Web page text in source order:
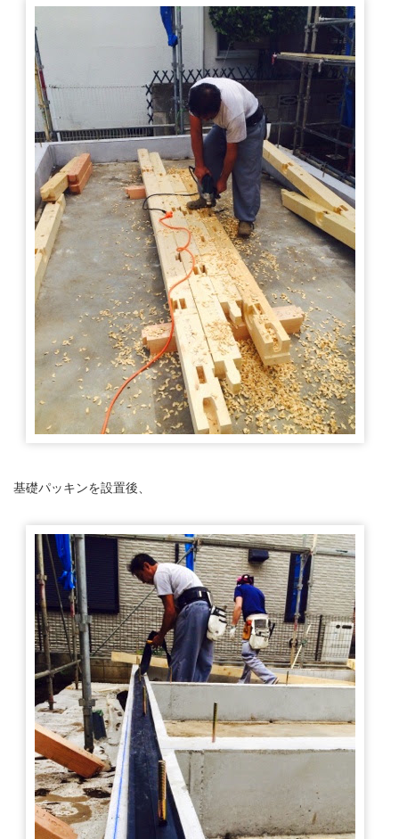
基礎パッキンを設置後、